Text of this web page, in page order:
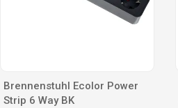
Brennenstuhl Ecolor Power
Strip 6 Way BK